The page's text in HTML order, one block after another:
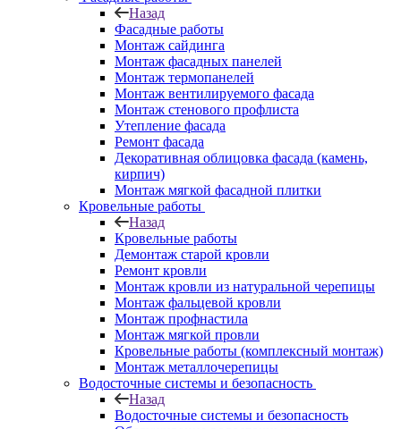
Назад
Фасадные работы
Монтаж сайдинга
Монтаж фасадных панелей
Монтаж термопанелей
Монтаж вентилируемого фасада
Монтаж стенового профлиста
Утепление фасада
Ремонт фасада
Декоративная облицовка фасада (камень,
кирпич)
Монтаж мягкой фасадной плитки
Кровельные работы
Назад
Кровельные работы
Демонтаж старой кровли
Ремонт кровли
Монтаж кровли из натуральной черепицы
Монтаж фальцевой кровли
Монтаж профнастила
Монтаж мягкой провли
Кровельные работы (комплексный монтаж)
Монтаж металлочерепицы
Водосточные системы и безопасность
Назад
Водосточные системы и безопасность